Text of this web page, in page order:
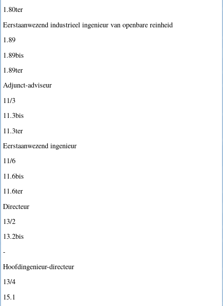
1.80ter
Eerstaanwezend industrieel ingenieur van openbare reinheid
1.89
1.89bis
1.89ter
Adjunct-adviseur
11/3
11.3bis
11.3ter
Eerstaanwezend ingenieur
11/6
11.6bis
11.6ter
Directeur
13/2
13.2bis
-
Hoofdingenieur-directeur
13/4
15.1